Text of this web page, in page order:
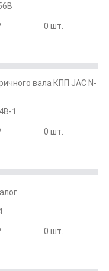
0 шт.
вала КПП JAC N-
1
0 шт.
0 шт.